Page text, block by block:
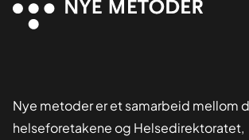
Nye metoder er et samarbeid mellom
helseforetakene og Helsedirektoratet,